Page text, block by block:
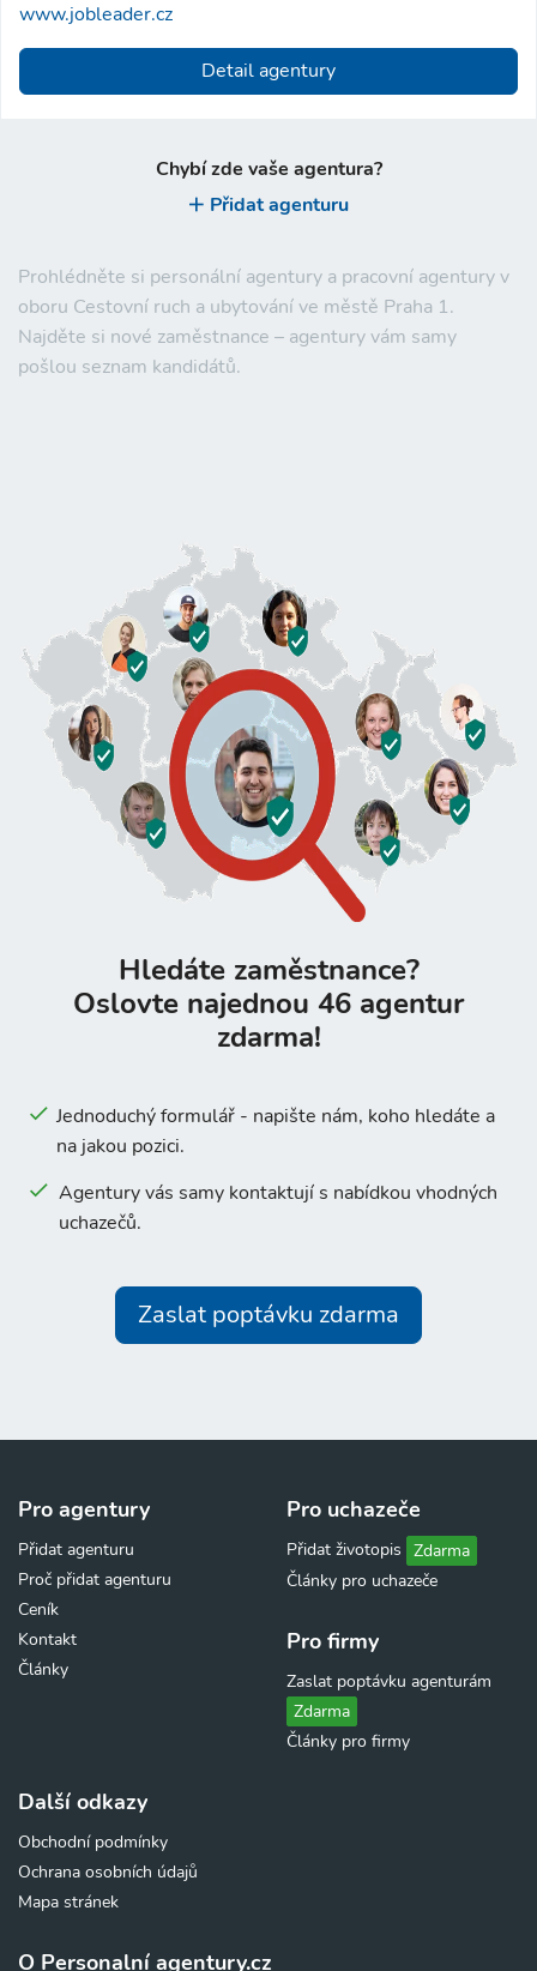
Prohlédněte si personální agentury a pracovní agentury v
oboru Cestovní ruch a ubytování ve městě Praha 1.
Najděte si nové zaměstnance – agentury vám samy
pošlou seznam kandidátů.
www.jobleader.cz
Detail agentury
Chybí zde vaše agentura?
Přidat agenturu
Hledáte zaměstnance?
Oslovte najednou 46 agentur
zdarma!
Jednoduchý formulář - napište nám, koho hledáte a
na jakou pozici.
Agentury vás samy kontaktují s nabídkou vhodných
uchazečů.
Zaslat poptávku zdarma
Pro agentury
Přidat agenturu
Proč přidat agenturu
Ceník
Kontakt
Články
Pro uchazeče
Přidat životopis Zdarma
Články pro uchazeče
Pro firmy
Zaslat poptávku agenturám
Zdarma
Články pro firmy
Další odkazy
Obchodní podmínky
Ochrana osobních údajů
Mapa stránek
O Personalní agentury.cz